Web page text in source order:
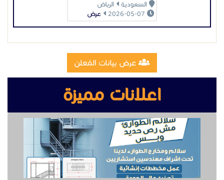
السعودية
الرياض
عرض
عرض بيانات المُعلن
اعلانات مميزة